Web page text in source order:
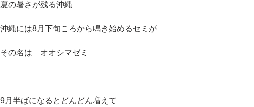
夏の暑さが残る沖縄
沖縄には8月下旬ころから鳴き始めるセミが
その名は　オオシマゼミ
9月半ばになるとどんどん増えて